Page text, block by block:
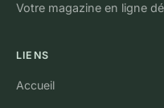
Votre magazine en ligne
LIENS
Accueil